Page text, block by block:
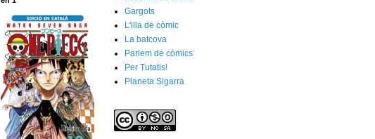
Gargots
L'illa de còmic
La batcova
Parlem de còmics
Per Tutatis!
Planeta Sigarra